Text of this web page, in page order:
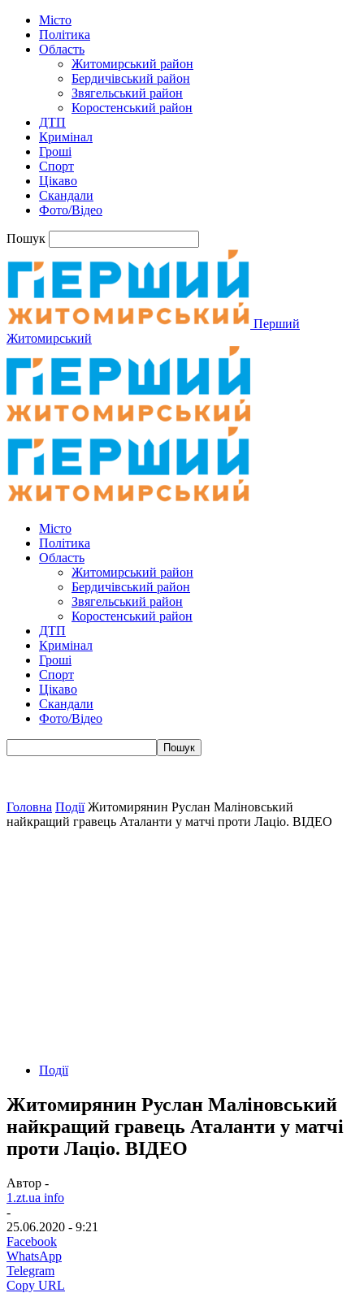
Місто
Політика
Область
Житомирський район
Бердичівський район
Звягельський район
Коростенський район
ДТП
Кримінал
Гроші
Спорт
Цікаво
Скандали
Фото/Відео
Пошук
Перший
Житомирський
Місто
Політика
Область
Житомирський район
Бердичівський район
Звягельський район
Коростенський район
ДТП
Кримінал
Гроші
Спорт
Цікаво
Скандали
Фото/Відео
Головна Події Житомирянин Руслан Маліновський
найкращий гравець Аталанти у матчі проти Лаціо. ВІДЕО
Події
Житомирянин Руслан Маліновський
найкращий гравець Аталанти у матчі
проти Лаціо. ВІДЕО
Автор -
1.zt.ua info
-
25.06.2020 - 9:21
Facebook
WhatsApp
Telegram
Copy URL